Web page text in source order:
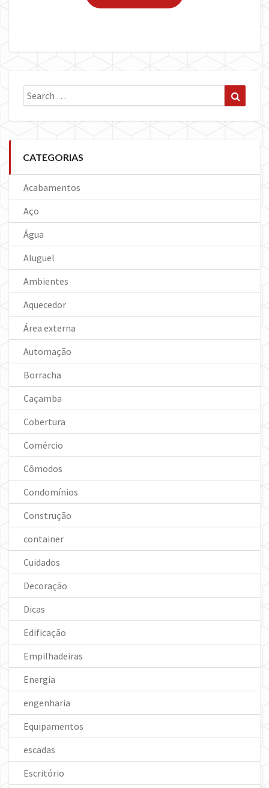
Search
for:
CATEGORIAS
Acabamentos
Aço
Água
Aluguel
Ambientes
Aquecedor
Área externa
Automação
Borracha
Caçamba
Cobertura
Comércio
Cômodos
Condomínios
Construção
container
Cuidados
Decoração
Dicas
Edificação
Empilhadeiras
Energia
engenharia
Equipamentos
escadas
Escritório